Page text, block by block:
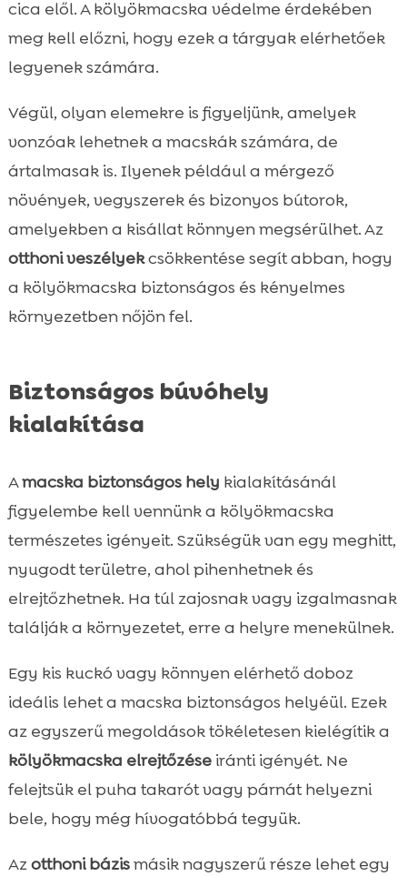
cica elől. A kölyökmacska védelme érdekében
meg kell előzni, hogy ezek a tárgyak elérhetőek
legyenek számára.
Végül, olyan elemekre is figyeljünk, amelyek
vonzóak lehetnek a macskák számára, de
ártalmasak is. Ilyenek például a mérgező
növények, vegyszerek és bizonyos bútorok,
amelyekben a kisállat könnyen megsérülhet. Az
otthoni veszélyekcsökkentése segít abban, hogy
a kölyökmacska biztonságos és kényelmes
környezetben nőjön fel.
Biztonságos búvóhely
kialakítása
Amacska biztonságos hely kialakításánál
figyelembe kell vennünk a kölyökmacska
természetes igényeit. Szükségük van egy meghitt,
nyugodt területre, ahol pihenhetnek és
elrejtőzhetnek. Ha túl zajosnak vagy izgalmasnak
találják a környezetet, erre a helyre menekülnek.
Egy kis kuckó vagy könnyen elérhető doboz
ideális lehet a macska biztonságos helyéül. Ezek
az egyszerű megoldások tökéletesen kielégítik a
kölyökmacska elrejtőzéseiránti igényét. Ne
felejtsük el puha takarót vagy párnát helyezni
bele, hogy még hívogatóbbá tegyük.
Azotthoni bázismásik nagyszerű része lehet egy